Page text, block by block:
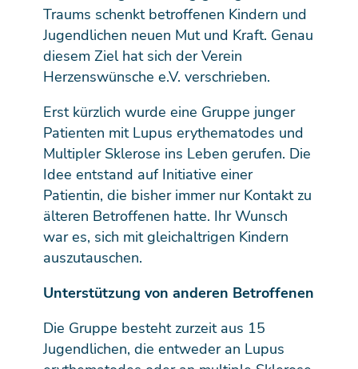
Traums schenkt betroffenen Kindern und
Jugendlichen neuen Mut und Kraft. Genau
diesem Ziel hat sich der Verein
Herzenswünsche e.V. verschrieben.
Erst kürzlich wurde eine Gruppe junger
Patienten mit Lupus erythematodes und
Multipler Sklerose ins Leben gerufen. Die
Idee entstand auf Initiative einer
Patientin, die bisher immer nur Kontakt zu
älteren Betroffenen hatte. Ihr Wunsch
war es, sich mit gleichaltrigen Kindern
auszutauschen.
Unterstützung von anderen Betroffenen
Die Gruppe besteht zurzeit aus 15
Jugendlichen, die entweder an Lupus